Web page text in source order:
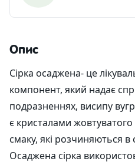
Опис
Сірка осаджена- це
компонент, який надає
подразненнях, висипу
є кристалами жовтуватого
смаку, які розчиняються в
Осаджена сірка